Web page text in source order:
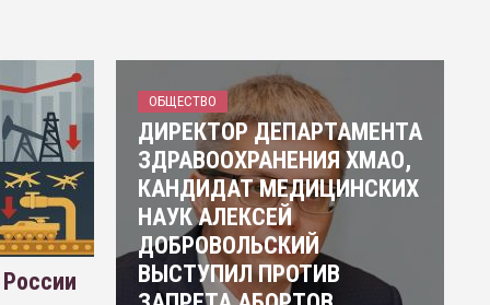
ОБЩЕСТВО
ДИРЕКТОР ДЕПАРТАМЕНТА
ЗДРАВООХРАНЕНИЯ ХМАО,
КАНДИДАТ МЕДИЦИНСКИХ
НАУК АЛЕКСЕЙ
ДОБРОВОЛЬСКИЙ
ВЫСТУПИЛ ПРОТИВ